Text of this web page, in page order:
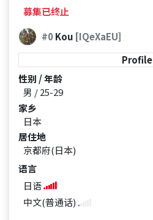
募集已终止
#0Kou [IQeXaEU]
Profile
性别 / 年龄
男 / 25-29
家乡
日本
居住地
京都府(日本)
语言
日语
中文(普通话)